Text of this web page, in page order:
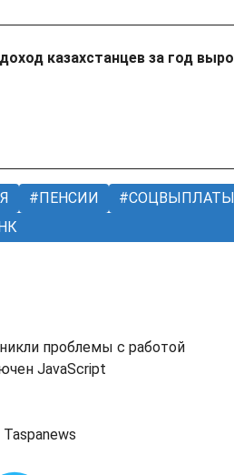
казахстанцев за год
ПЕНСИИ
СОЦВЫПЛАТЫ
проблемы с работой
JavaScript